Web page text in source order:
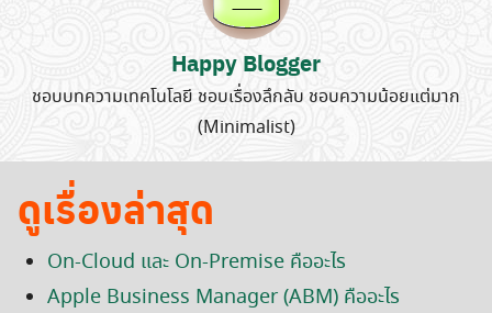
Happy Blogger
ชอบบทความเทคโนโลยี ชอบเรื่องลึกลับ ชอบความน้อยแต่มาก
(Minimalist)
ดูเรื่องล่าสุด
On-Cloud และ On-Premise คืออะไร
Apple Business Manager (ABM) คืออะไร